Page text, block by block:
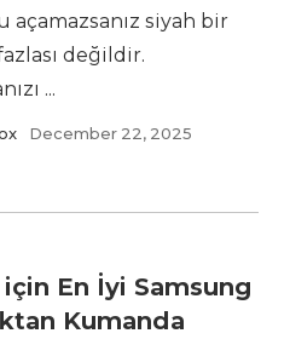
açamazsanız siyah bir
değildir.
...
December 22, 2025
En İyi Samsung
Kumanda